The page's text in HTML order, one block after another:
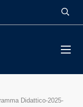
Didattico-2025-